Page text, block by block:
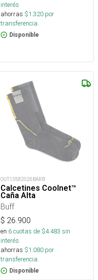
interés
ahorras $1.320 por
transferencia.
Disponible
OUT13582026BARB
Calcetines Coolnet™
Caña Alta
Buff
$ 26.900
en 6cuotas de $4.483 sin
interés
ahorras $1.080 por
transferencia.
Disponible